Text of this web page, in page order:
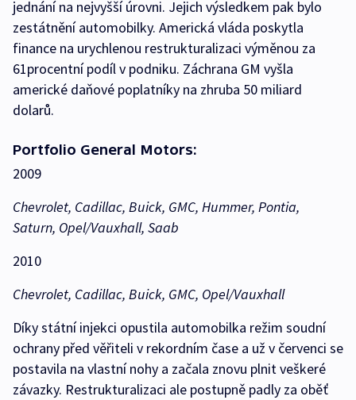
jednání na nejvyšší úrovni. Jejich výsledkem pak bylo
zestátnění automobilky. Americká vláda poskytla
finance na urychlenou restrukturalizaci výměnou za
61procentní podíl v podniku. Záchrana GM vyšla
americké daňové poplatníky na zhruba 50 miliard
dolarů.
Portfolio General Motors:
2009
Chevrolet, Cadillac, Buick, GMC, Hummer, Pontia,
Saturn, Opel/Vauxhall, Saab
2010
Chevrolet, Cadillac, Buick, GMC, Opel/Vauxhall
Díky státní injekci opustila automobilka režim soudní
ochrany před věřiteli v rekordním čase a už v červenci se
postavila na vlastní nohy a začala znovu plnit veškeré
závazky. Restrukturalizaci ale postupně padly za oběť